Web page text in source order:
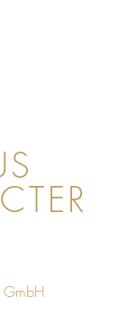
GmbH